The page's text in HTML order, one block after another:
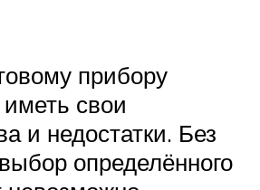
прибору
свои
и недостатки. Без
определённого